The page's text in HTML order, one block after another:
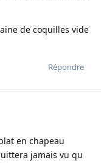
de coquilles vide
Répondre
en chapeau
jamais vu qu